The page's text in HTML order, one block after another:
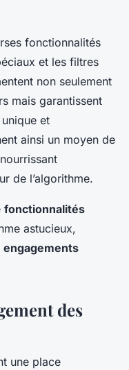
fonctionnalités
et les filtres
non seulement
mais garantissent
et
ainsi un moyen de
de l’algorithme.
fonctionnalités
astucieux,
engagements
des
une place